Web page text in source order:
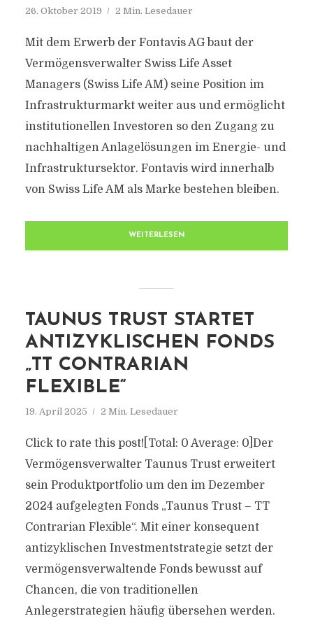
26. Oktober 2019 2 Min. Lesedauer
Mit dem Erwerb der Fontavis AG baut der
Vermögensverwalter Swiss Life Asset
Managers (Swiss Life AM) seine Position im
Infrastrukturmarkt weiter aus und ermöglicht
institutionellen Investoren so den Zugang zu
nachhaltigen Anlagelösungen im Energie- und
Infrastruktursektor. Fontavis wird innerhalb
von Swiss Life AM als Marke bestehen bleiben.
WEITERLESEN
TAUNUS TRUST STARTET
ANTIZYKLISCHEN FONDS
„TT CONTRARIAN
FLEXIBLE“
19. April 2025 2 Min. Lesedauer
Click to rate this post![Total: 0 Average: 0]Der
Vermögensverwalter Taunus Trust erweitert
sein Produktportfolio um den im Dezember
2024 aufgelegten Fonds „Taunus Trust – TT
Contrarian Flexible“. Mit einer konsequent
antizyklischen Investmentstrategie setzt der
vermögensverwaltende Fonds bewusst auf
Chancen, die von traditionellen
Anlegerstrategien häufig übersehen werden.